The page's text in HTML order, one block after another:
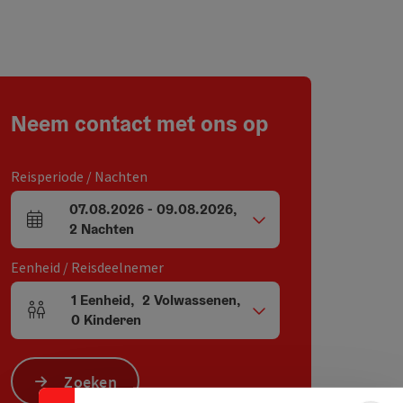
Neem contact met ons op
Reisperiode / Nachten
Velden voor aankomst en vertrek
07.08.2026- 09.08.2026,
2 Nachten
Eenheid / Reisdeelnemer
Aantal eenheden en persoonsvelden
1 Eenheid, 2 Volwassenen,
0 Kinderen
Zoeken